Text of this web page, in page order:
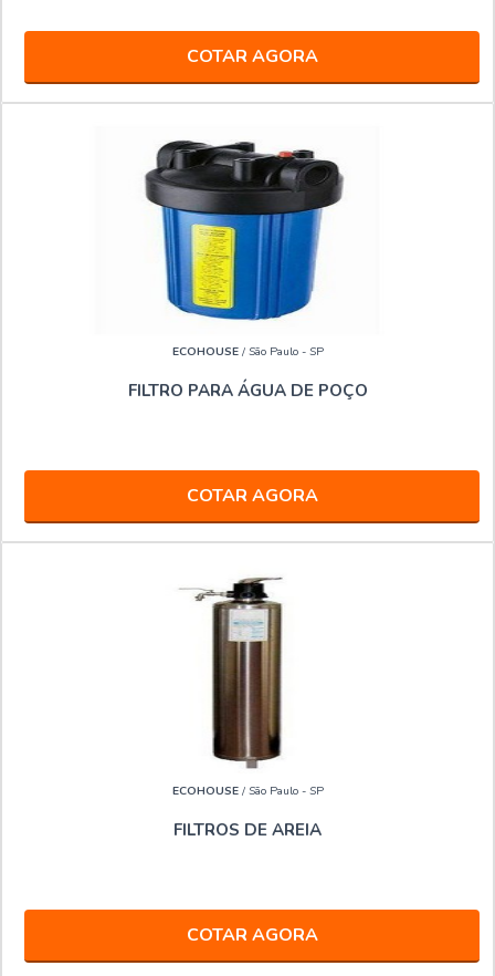
COTAR AGORA
ECOHOUSE/ São Paulo - SP
FILTRO PARA ÁGUA DE POÇO
COTAR AGORA
ECOHOUSE/ São Paulo - SP
FILTROS DE AREIA
COTAR AGORA